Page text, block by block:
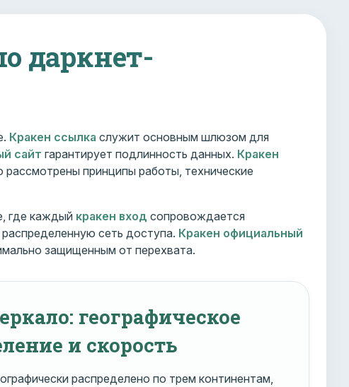
даркнет-
Кракен ссылка служит основным шлюзом для
сайт гарантирует подлинность данных. Кракен
принципы работы, технические
где каждый кракен вход сопровождается
сеть доступа. Кракен официальный
защищенным от перехвата.
географическое
и скорость
распределено по трем континентам,